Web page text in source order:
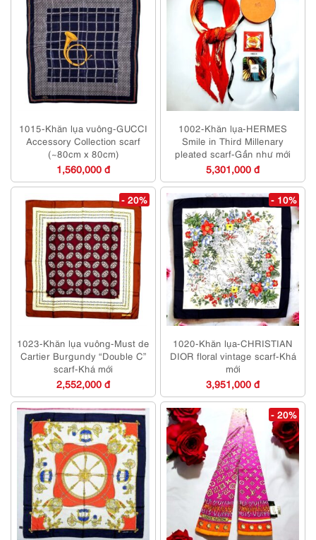
1015-Khăn lụa vuông-GUCCI
Accessory Collection scarf
(~80cm x 80cm)
1,560,000 đ
1002-Khăn lụa-HERMES
Smile in Third Millenary
pleated scarf-Gần như mới
5,301,000 đ
- 20%
1023-Khăn lụa vuông-Must de
Cartier Burgundy “Double C”
scarf-Khá mới
2,552,000 đ
- 10%
1020-Khăn lụa-CHRISTIAN
DIOR floral vintage scarf-Khá
mới
3,951,000 đ
- 20%